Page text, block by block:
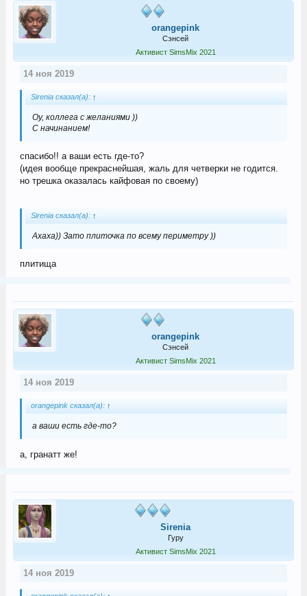
orangepink
Сэнсей
Активист SimsMix 2021
14 ноя 2019
Sirenia сказал(а): ↑
Оу, коллега с желаниями ))
С начинанием!
спасибо!! а ваши есть где-то?
(идея вообще прекраснейшая, жаль для четверки не годится.
но трешка оказалась кайфовая по своему)
Sirenia сказал(а): ↑
Ахаха)) Зато плиточка по всему периметру ))
плитища
orangepink
Сэнсей
Активист SimsMix 2021
14 ноя 2019
orangepink сказал(а): ↑
а ваши есть где-то?
а, гранатт же!
Sirenia
Гуру
Активист SimsMix 2021
14 ноя 2019